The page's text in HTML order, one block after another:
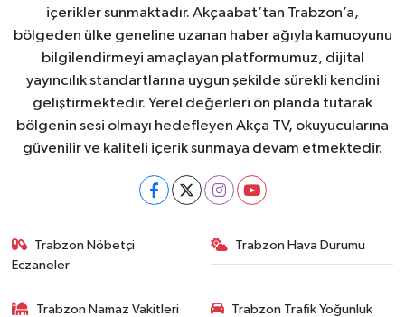
içerikler sunmaktadır. Akçaabat’tan Trabzon’a,
bölgeden ülke geneline uzanan haber ağıyla kamuoyunu
bilgilendirmeyi amaçlayan platformumuz, dijital
yayıncılık standartlarına uygun şekilde sürekli kendini
geliştirmektedir. Yerel değerleri ön planda tutarak
bölgenin sesi olmayı hedefleyen Akça TV, okuyucularına
güvenilir ve kaliteli içerik sunmaya devam etmektedir.
Trabzon Nöbetçi
Eczaneler
Trabzon Hava Durumu
Trabzon Namaz Vakitleri
Trabzon Trafik Yoğunluk